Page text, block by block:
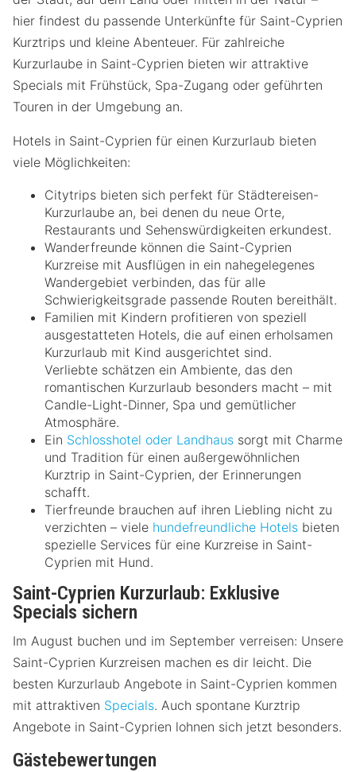
hier findest du passende Unterkünfte für Saint-Cyprien
Kurztrips und kleine Abenteuer. Für zahlreiche
Kurzurlaube in Saint-Cyprien bieten wir attraktive
Specials mit Frühstück, Spa-Zugang oder geführten
Touren in der Umgebung an.
Hotels in Saint-Cyprien für einen Kurzurlaub bieten
viele Möglichkeiten:
Citytrips bieten sich perfekt für Städtereisen-
Kurzurlaube an, bei denen du neue Orte,
Restaurants und Sehenswürdigkeiten erkundest.
Wanderfreunde können die Saint-Cyprien
Kurzreise mit Ausflügen in ein nahegelegenes
Wandergebiet verbinden, das für alle
Schwierigkeitsgrade passende Routen bereithält.
Familien mit Kindern profitieren von speziell
ausgestatteten Hotels, die auf einen erholsamen
Kurzurlaub mit Kind ausgerichtet sind.
Verliebte schätzen ein Ambiente, das den
romantischen Kurzurlaub besonders macht – mit
Candle-Light-Dinner, Spa und gemütlicher
Atmosphäre.
Ein Schlosshotel oder Landhaus sorgt mit Charme
und Tradition für einen außergewöhnlichen
Kurztrip in Saint-Cyprien, der Erinnerungen
schafft.
Tierfreunde brauchen auf ihren Liebling nicht zu
verzichten – viele hundefreundliche Hotels bieten
spezielle Services für eine Kurzreise in Saint-
Cyprien mit Hund.
Saint-Cyprien Kurzurlaub: Exklusive
Specials sichern
Im August buchen und im September verreisen: Unsere
Saint-Cyprien Kurzreisen machen es dir leicht. Die
besten Kurzurlaub Angebote in Saint-Cyprien kommen
mit attraktiven Specials. Auch spontane Kurztrip
Angebote in Saint-Cyprien lohnen sich jetzt besonders.
Gästebewertungen